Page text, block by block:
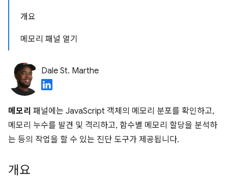
개요
메모리 패널 열기
Dale St. Marthe
메모리 패널에는 JavaScript 객체의 메모리 분포를 확인하고,
메모리 누수를 발견 및 격리하고, 함수별 메모리 할당을 분석하
는 등의 작업을 할 수 있는 진단 도구가 제공됩니다.
개요